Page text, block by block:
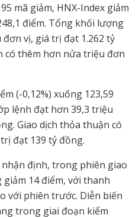
mã giảm, HNX-Index giảm
điểm. Tổng khối lượng
vị, giá trị đạt 1.262 tỷ
có thêm hơn nửa triệu đơn
(-0,12%) xuống 123,59
lệnh đạt hơn 39,3 triệu
Giao dịch thỏa thuận có
đạt 139 tỷ đồng.
nhận định, trong phiên giao
giảm 14 điểm, với thanh
với phiên trước. Diễn biến
trong giai đoạn kiểm